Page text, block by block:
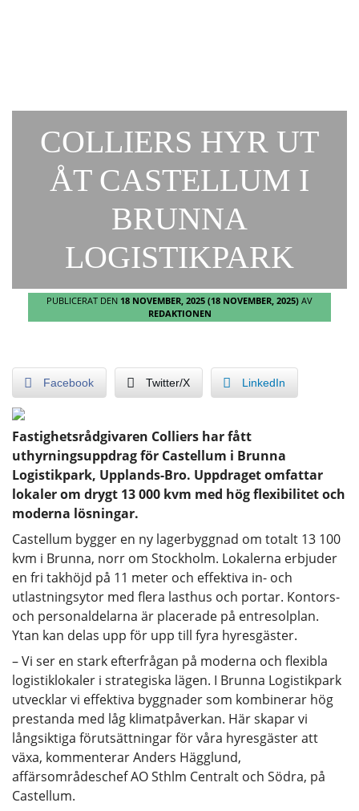
COLLIERS HYR UT
ÅT CASTELLUM I
BRUNNA
LOGISTIKPARK
PUBLICERAT DEN 18 NOVEMBER, 2025 (18 NOVEMBER, 2025) AV
REDAKTIONEN
Facebook Twitter/X LinkedIn
Fastighetsrådgivaren Colliers har fått
uthyrningsuppdrag för Castellum i Brunna
Logistikpark, Upplands-Bro. Uppdraget omfattar
lokaler om drygt 13 000 kvm med hög flexibilitet och
moderna lösningar.
Castellum bygger en ny lagerbyggnad om totalt 13 100
kvm i Brunna, norr om Stockholm. Lokalerna erbjuder
en fri takhöjd på 11 meter och effektiva in- och
utlastningsytor med flera lasthus och portar. Kontors-
och personaldelarna är placerade på entresolplan.
Ytan kan delas upp för upp till fyra hyresgäster.
– Vi ser en stark efterfrågan på moderna och flexibla
logistiklokaler i strategiska lägen. I Brunna Logistikpark
utvecklar vi effektiva byggnader som kombinerar hög
prestanda med låg klimatpåverkan. Här skapar vi
långsiktiga förutsättningar för våra hyresgäster att
växa, kommenterar Anders Hägglund,
affärsområdeschef AO Sthlm Centralt och Södra, på
Castellum.